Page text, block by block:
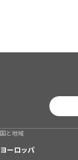
国と地域
ヨーロッパ